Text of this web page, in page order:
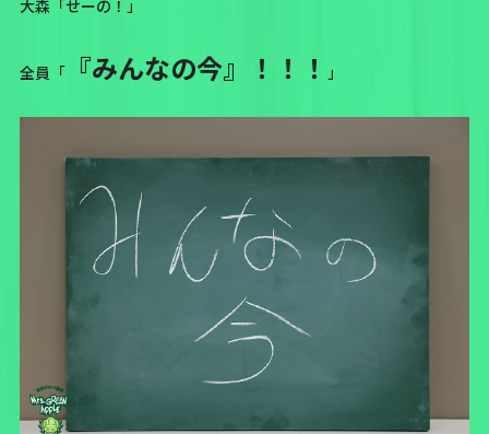
大森「せーの！」
全員「『みんなの今』！！！ 」